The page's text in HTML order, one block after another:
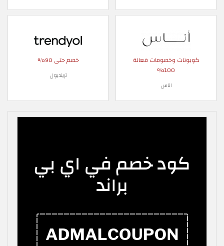
كوبونات وخصومات فعالة
100%
اناس
خصم حتى 90%
ترينديول